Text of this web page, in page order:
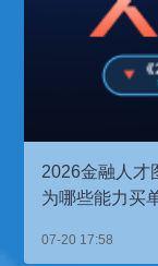
2026金融人才
为哪些能力买
07-20 17:58